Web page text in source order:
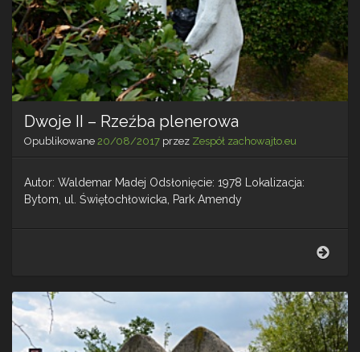
Dwoje II – Rzeźba plenerowa
Opublikowane 20/08/2017 przez Zespół zachowajto.eu
Autor: Waldemar Madej Odsłonięcie: 1978 Lokalizacja:
Bytom, ul. Świętochłowicka, Park Amendy